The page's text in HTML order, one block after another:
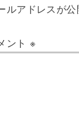
ルアドレスが
ント※